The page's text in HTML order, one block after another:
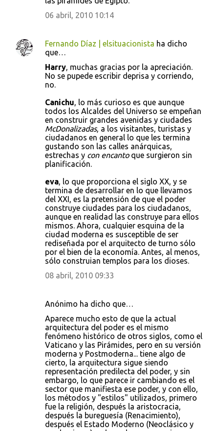
06 abril, 2010 10:14
Fernando Díaz | elsituacionista ha dicho
que…
Harry, muchas gracias por la apreciación.
No se pupede escribir deprisa y corriendo,
no.
Canichu, lo más curioso es que aunque
todos los Alcaldes del Universo se empeñan
en construir grandes avenidas y ciudades
McDonalizadas, a los visitantes, turistas y
ciudadanos en general lo que les termina
gustando son las calles anárquicas,
estrechas y con encantoque surgieron sin
planificación.
eva, lo que proporciona el siglo XX, y se
termina de desarrollar en lo que llevamos
del XXI, es la pretensión de que el poder
construye ciudades para los ciudadanos,
aunque en realidad las construye para ellos
mismos. Ahora, cualquier esquina de la
ciudad moderna es susceptible de ser
rediseñada por el arquitecto de turno sólo
por el bien de la economía. Antes, al menos,
sólo construian templos para los dioses.
08 abril, 2010 09:33
Anónimo ha dicho que…
Aparece mucho esto de que la actual
arquitectura del poder es el mismo
fenómeno histórico de otros siglos, como el
Vaticano y las Pirámides, pero en su versión
moderna y Postmoderna... tiene algo de
cierto, la arquitectura sigue siendo
representación predilecta del poder, y sin
embargo, lo que parece ir cambiando es el
sector que manifiesta ese poder, y con ello,
los métodos y "estilos" utilizados, primero
fue la religión, después la aristocracia,
después la bureguesía (Renacimiento),
después el Estado Moderno (Neoclásico y